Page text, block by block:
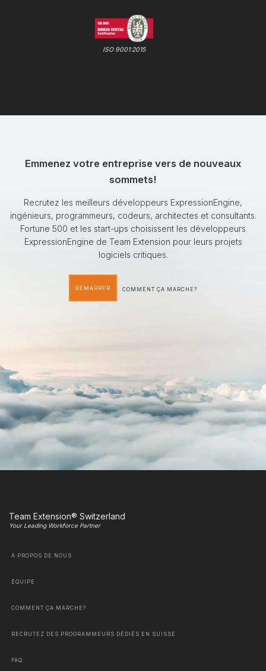
ISO 9001:2015
Emmenez votre entreprise vers de nouveaux
sommets!
Recrutez les meilleurs développeurs ExpressionEngine,
ingénieurs, programmeurs, codeurs, architectes et consultants.
Fortune 500 et les start-ups choisissent les développeurs
ExpressionEngine de Team Extension pour leurs projets
logiciels critiques.
DÉMARRER COMMENT ÇA MARCHE?
Team Extension® Switzerland
Your Leading Workforce Partner
À PROPOS DE NOUS
ÉQUIPE
COMMENT ÇA MARCHE?
RECRUTEZ DES PROGRAMMEURS DÉDIÉS EN SUISSE
FAQ